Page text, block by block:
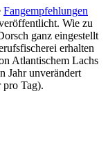
Fangempfehlungen
Wie zu
ganz eingestellt
erhalten
Atlantischem Lachs
Jahr unverändert
pro Tag).